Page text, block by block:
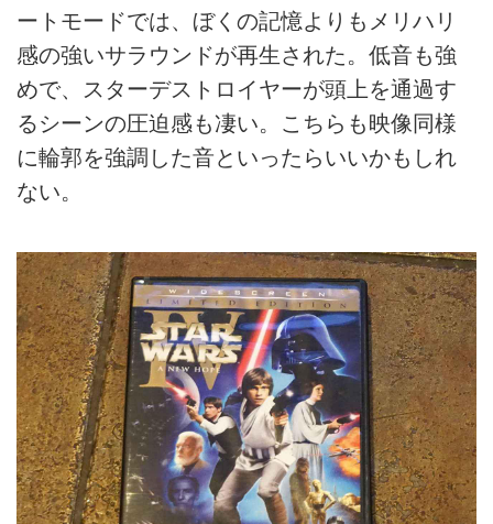
ートモードでは、ぼくの記憶よりもメリハリ
感の強いサラウンドが再生された。低音も強
めで、スターデストロイヤーが頭上を通過す
るシーンの圧迫感も凄い。こちらも映像同様
に輪郭を強調した音といったらいいかもしれ
ない。